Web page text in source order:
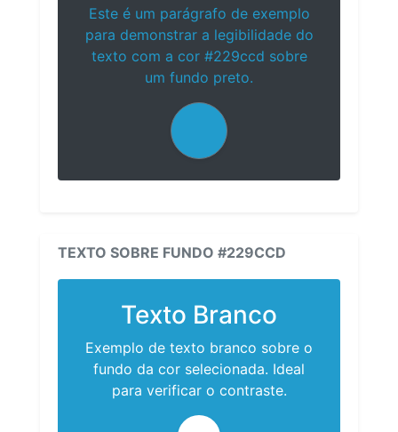
Este é um parágrafo de exemplo
para demonstrar a legibilidade do
texto com a cor #229ccd sobre
um fundo preto.
TEXTO SOBRE FUNDO #229CCD
Texto Branco
Exemplo de texto branco sobre o
fundo da cor selecionada. Ideal
para verificar o contraste.